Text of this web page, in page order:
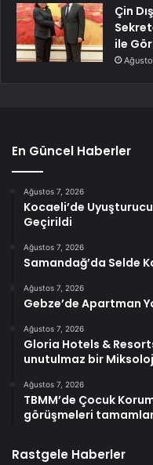
Çin
ile
En Güncel Haberler
Ağustos 7, 2026
Kocaeli’de
Geçirildi
Ağustos 7, 2026
Samandağ’da Selde
Ağustos 7, 2026
Gebze’de Apartman
Ağustos 7, 2026
Gloria Hotels &
unutulmaz bir
Ağustos 7, 2026
TBMM’de Çocuk
görüşmeleri
Rastgele Haberler